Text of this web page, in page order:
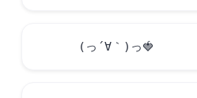
(っ´∀｀)っ🍓